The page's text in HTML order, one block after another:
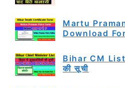
Martu
Download
Bihar CM List
की सूची